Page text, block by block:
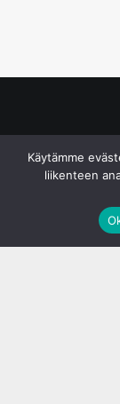
Käytämme
liikenteen